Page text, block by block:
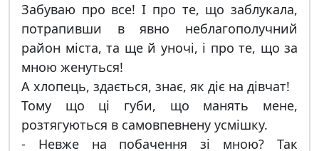
Забуваю про все! І про те, що заблукала,
потрапивши в явно неблагополучний
район міста, та ще й уночі, і про те, що за
мною женуться!
А хлопець, здається, знає, як діє на дівчат!
Тому що ці губи, що манять мене,
розтягуються в самовпевнену усмішку.
- Невже на побачення зі мною? Так